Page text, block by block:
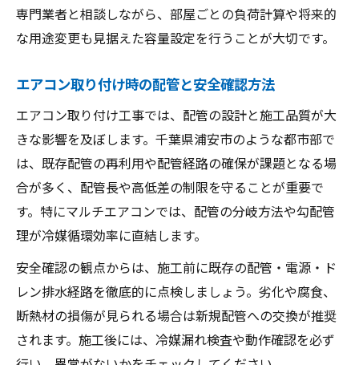
専門業者と相談しながら、部屋ごとの負荷計算や将来的
な用途変更も見据えた容量設定を行うことが大切です。
エアコン取り付け時の配管と安全確認方法
エアコン取り付け工事では、配管の設計と施工品質が大
きな影響を及ぼします。千葉県浦安市のような都市部で
は、既存配管の再利用や配管経路の確保が課題となる場
合が多く、配管長や高低差の制限を守ることが重要で
す。特にマルチエアコンでは、配管の分岐方法や勾配管
理が冷媒循環効率に直結します。
安全確認の観点からは、施工前に既存の配管・電源・ド
レン排水経路を徹底的に点検しましょう。劣化や腐食、
断熱材の損傷が見られる場合は新規配管への交換が推奨
されます。施工後には、冷媒漏れ検査や動作確認を必ず